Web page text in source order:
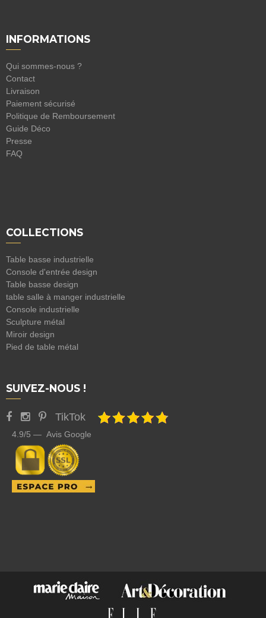
INFORMATIONS
Qui sommes-nous ?
Contact
Livraison
Paiement sécurisé
Politique de Remboursement
Guide Déco
Presse
FAQ
COLLECTIONS
Table basse industrielle
Console d'entrée design
Table basse design
table salle à manger industrielle
Console industrielle
Sculpture métal
Miroir design
Pied de table métal
SUIVEZ-NOUS !
TikTok
4.9/5 — Avis Google